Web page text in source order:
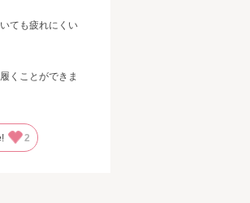
ても疲れにくい
くことができま
2